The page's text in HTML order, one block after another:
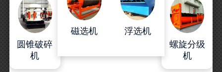
圆锥破碎
机
磁选机
浮选机
螺旋分级
机